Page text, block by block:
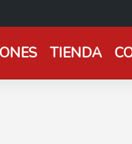
TIENDA